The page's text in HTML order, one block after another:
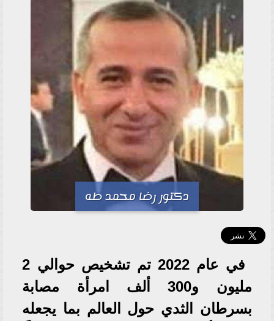
دكتور رضا محمد طه
في عام 2022 تم تشخيص حوالي 2
مليون و300 ألف امرأة مصابة
بسرطان الثدي حول العالم بما يجعله